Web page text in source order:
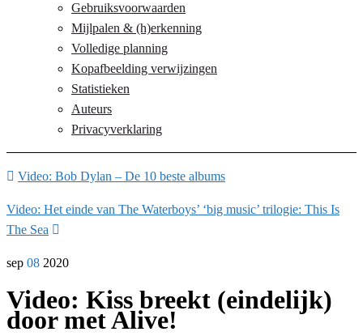
Gebruiksvoorwaarden
Mijlpalen & (h)erkenning
Volledige planning
Kopafbeelding verwijzingen
Statistieken
Auteurs
Privacyverklaring
Video: Bob Dylan – De 10 beste albums
Video: Het einde van The Waterboys’ ‘big music’ trilogie: This Is
The Sea
sep 08 2020
Video: Kiss breekt (eindelijk)
door met Alive!